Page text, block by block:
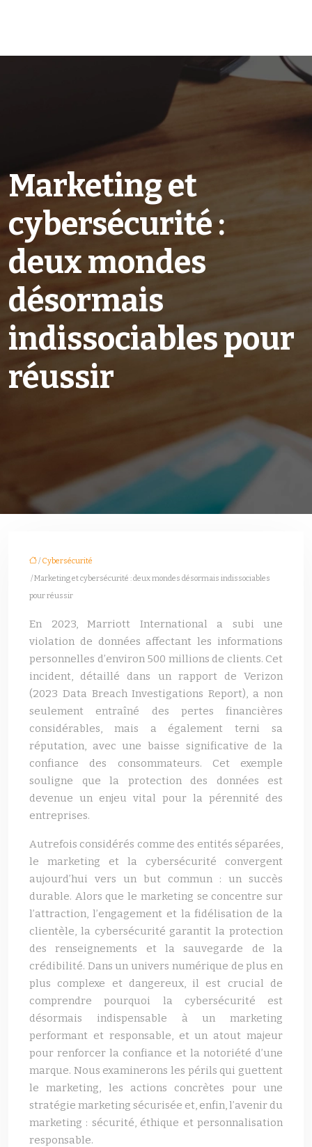
Marketing et
cybersécurité :
deux mondes
désormais
indissociables pour
réussir
/Cybersécurité
/ Marketing et cybersécurité : deux mondes désormais indissociables
pour réussir
En 2023, Marriott International a subi une
violation de données affectant les informations
personnelles d’environ 500 millions de clients. Cet
incident, détaillé dans un rapport de Verizon
(2023 Data Breach Investigations Report), a non
seulement entraîné des pertes financières
considérables, mais a également terni sa
réputation, avec une baisse significative de la
confiance des consommateurs. Cet exemple
souligne que la protection des données est
devenue un enjeu vital pour la pérennité des
entreprises.
Autrefois considérés comme des entités séparées,
le marketing et la cybersécurité convergent
aujourd’hui vers un but commun : un succès
durable. Alors que le marketing se concentre sur
l’attraction, l’engagement et la fidélisation de la
clientèle, la cybersécurité garantit la protection
des renseignements et la sauvegarde de la
crédibilité. Dans un univers numérique de plus en
plus complexe et dangereux, il est crucial de
comprendre pourquoi la cybersécurité est
désormais indispensable à un marketing
performant et responsable, et un atout majeur
pour renforcer la confiance et la notoriété d’une
marque. Nous examinerons les périls qui guettent
le marketing, les actions concrètes pour une
stratégie marketing sécurisée et, enfin, l’avenir du
marketing : sécurité, éthique et personnalisation
responsable.